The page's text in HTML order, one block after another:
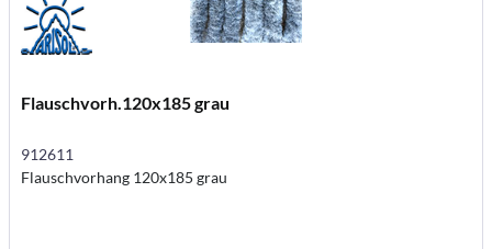
Flauschvorh.120x185 grau
912611
Flauschvorhang 120x185 grau